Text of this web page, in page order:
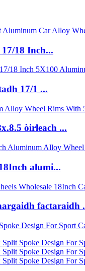
18 Inch...
17/1 ...
òirleach ...
alumi...
factaraidh